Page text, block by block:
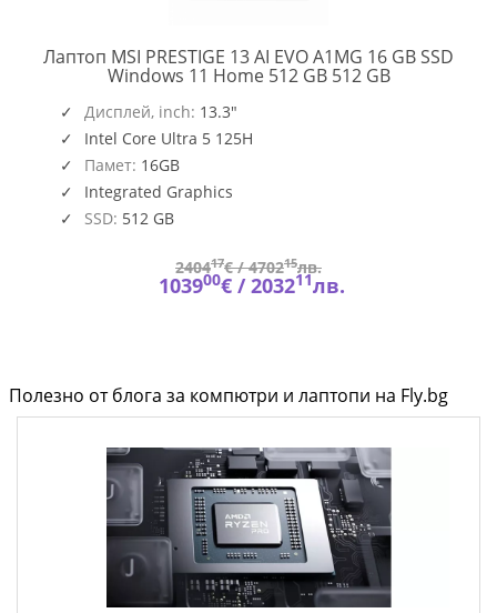
Лаптоп MSI PRESTIGE 13 AI EVO A1MG 16 GB SSD
Windows 11 Home 512 GB 512 GBPRESTIGE
Дисплей, inch: 13.3"
Intel Core Ultra 5 125H
Памет: 16GB
Integrated Graphics
SSD: 512 GB
240417€ /470215лв.
103900€ /203211лв.
Полезно от блога за компютри и лаптопи на Fly.bg